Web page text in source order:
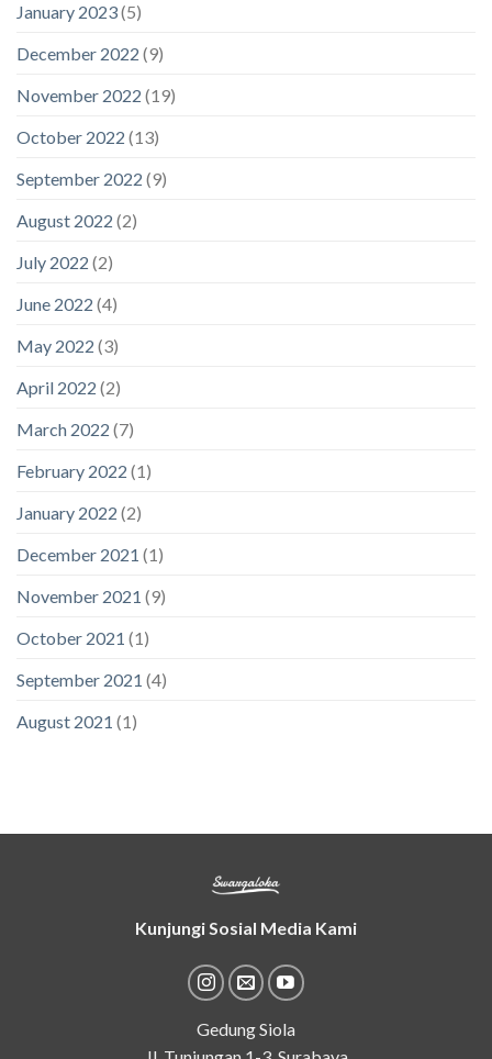
January 2023(5)
December 2022 (9)
November 2022 (19)
October 2022 (13)
September 2022 (9)
August 2022 (2)
July 2022 (2)
June 2022 (4)
May 2022 (3)
April 2022 (2)
March 2022 (7)
February 2022 (1)
January 2022 (2)
December 2021 (1)
November 2021 (9)
October 2021 (1)
September 2021 (4)
August 2021 (1)
Kunjungi Sosial Media Kami
Gedung Siola